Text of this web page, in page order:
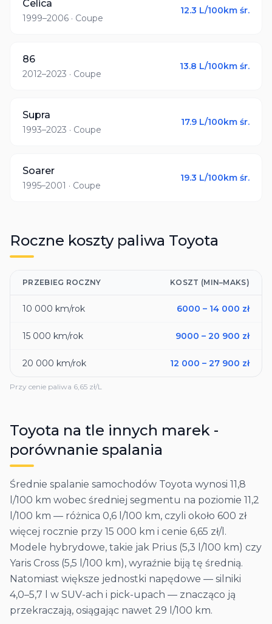
Celica
1999–2006 · Coupe
12.3 L/100km śr.
86
2012–2023 · Coupe
13.8 L/100km śr.
Supra
1993–2023 · Coupe
17.9 L/100km śr.
Soarer
1995–2001 · Coupe
19.3 L/100km śr.
Roczne koszty paliwa Toyota
PRZEBIEG ROCZNY KOSZT (MIN–MAKS)
10 000 km/rok 6000 – 14 000 zł
15 000 km/rok 9000 – 20 900 zł
20 000 km/rok 12 000 – 27 900 zł
Przy cenie paliwa 6,65 zł/L
Toyota na tle innych marek -
porównanie spalania
Średnie spalanie samochodów Toyota wynosi 11,8
l/100 km wobec średniej segmentu na poziomie 11,2
l/100 km — różnica 0,6 l/100 km, czyli około 600 zł
więcej rocznie przy 15 000 km i cenie 6,65 zł/l.
Modele hybrydowe, takie jak Prius (5,3 l/100 km) czy
Yaris Cross (5,5 l/100 km), wyraźnie biją tę średnią.
Natomiast większe jednostki napędowe — silniki
4,0–5,7 l w SUV-ach i pick-upach — znacząco ją
przekraczają, osiągając nawet 29 l/100 km.